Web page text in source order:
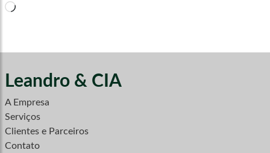
Carregando...
Leandro & CIA
A Empresa
Serviços
Clientes e Parceiros
Contato